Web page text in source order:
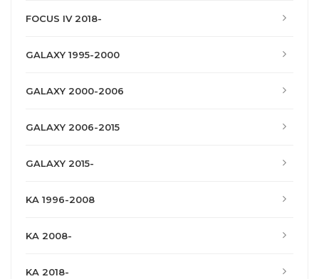
FOCUS IV 2018-
GALAXY 1995-2000
GALAXY 2000-2006
GALAXY 2006-2015
GALAXY 2015-
KA 1996-2008
KA 2008-
KA 2018-